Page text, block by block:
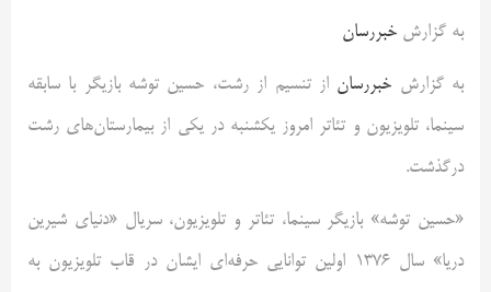
به گزارش خبررسان
به گزارش خبررسان از تنسیم از رشت، حسین توشه‌ بازیگر با سابقه
سینما، تلویزیون و تئاتر امروز یکشنبه در یکی از بیمارستان‌های رشت
درگذشت.
«حسین توشه» بازیگر سینما، تئاتر و تلویزیون، سریال «دنیای شیرین
دریا» سال 1376 اولین توانایی حرفه‌ای ایشان در قاب تلویزیون به